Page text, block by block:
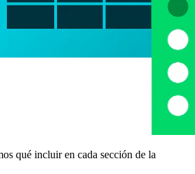
qué incluir en cada sección de la